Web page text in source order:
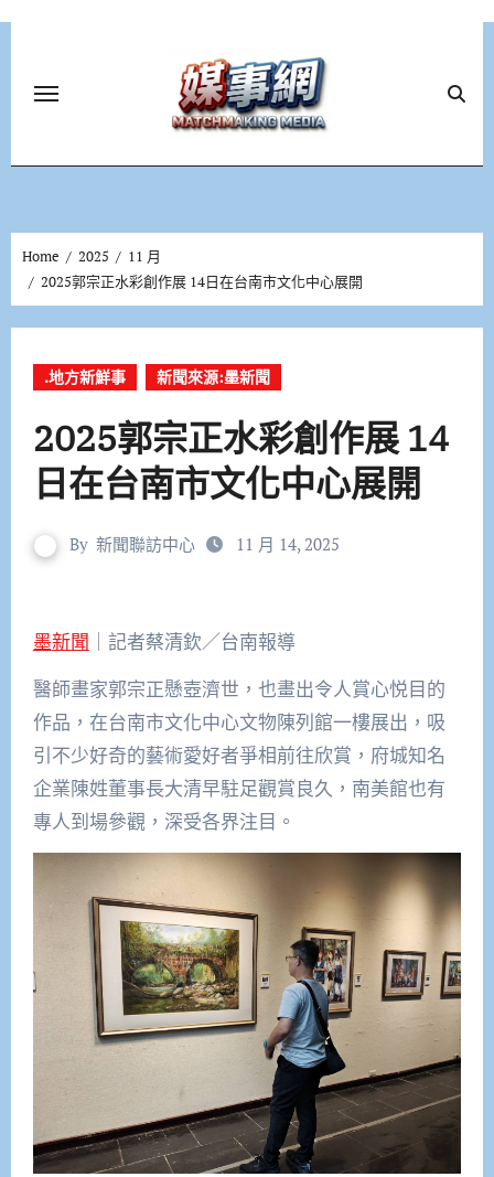
Home 2025
11 月
2025郭宗正水彩創作展 14日在台南市文化中心展開
.地方新鮮事 新聞來源:墨新聞
2025郭宗正水彩創作展 14
日在台南市文化中心展開
By 新聞聯訪中心 11 月 14, 2025
墨新聞 ｜記者蔡清欽／台南報導
醫師畫家郭宗正懸壺濟世，也畫出令人賞心悦目的
作品，在台南市文化中心文物陳列館一樓展出，吸
引不少好奇的藝術愛好者爭相前往欣賞，府城知名
企業陳姓董事長大清早駐足觀賞良久，南美館也有
專人到場參觀，深受各界注目。